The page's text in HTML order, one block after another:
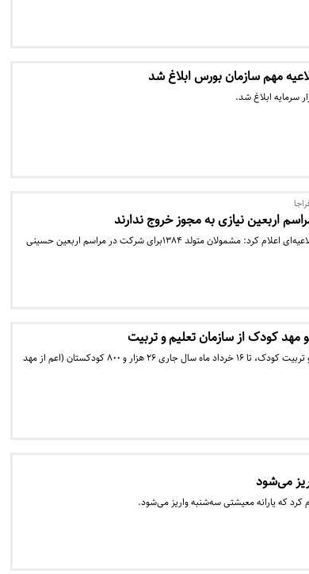
مهم سازمان بورس ابلاغ شد
سرمایه ابلاغ شد.
سازمان وظیفه عمومی فراجا در اطلاعیه‌ای اعلام کرد: مشمولان متولد ۱۳۸۴برای شرکت در مراسم اربعین حسینی
مهد کودک‌ از سازمان تعلیم و تربیت
به گفته رئیس سازمان ملی تعلیم و تربیت کودک، تا ۱۶ خرداد ماه سال جاری ۲۶ هزار و ۸۰۰ کودکستان (اعم از مهد
می‌شود
کرد که یارانه معیشتی سه‌شنبه واریز می‌شود.